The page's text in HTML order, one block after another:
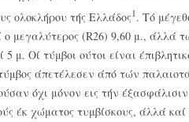
ολοκλήρου τής Ελλάδος1 . Τό
ο μεγαλύτερος (R26) 9,60 μ., άλλά
μ. Οί τύμβοι ούτοι είναι
άπετέλεσεν άπό τών
όχι μόνον εις τήν
έκ χώματος τυμβίσκους, άλλά